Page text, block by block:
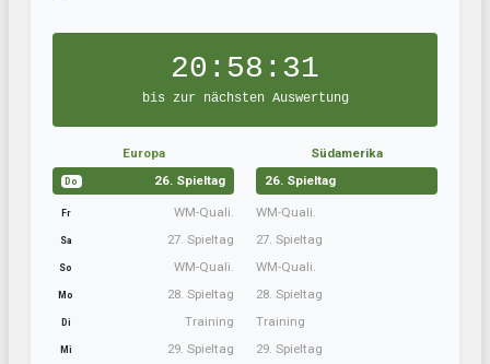
20:58:30
bis zur nächsten Auswertung
Europa
Do 26. Spieltag
Fr WM-Quali.
Sa 27. Spieltag
So WM-Quali.
Mo 28. Spieltag
Di Training
Mi 29. Spieltag
Südamerika
26. Spieltag
WM-Quali.
27. Spieltag
WM-Quali.
28. Spieltag
Training
29. Spieltag